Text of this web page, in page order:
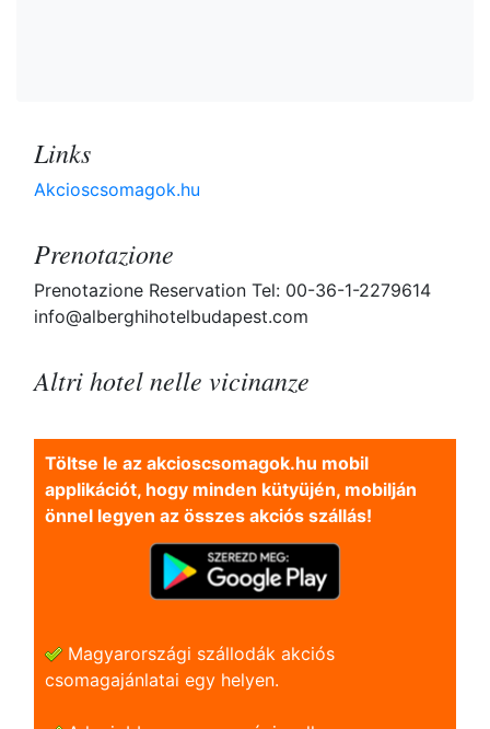
Links
Akcioscsomagok.hu
Prenotazione
Prenotazione Reservation Tel: 00-36-1-2279614
info@alberghihotelbudapest.com
Altri hotel nelle vicinanze
Töltse le az akcioscsomagok.hu mobil
applikációt, hogy minden kütyüjén, mobilján
önnel legyen az összes akciós szállás!
Magyarországi szállodák akciós
csomagajánlatai egy helyen.